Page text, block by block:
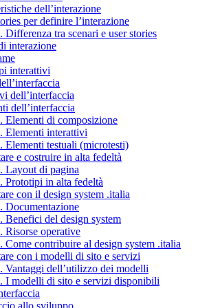
dell’interazione
per definire l’interazione
Differenza tra scenari e user stories
interazione
interattivi
dell’interfaccia
dell’interfaccia
Elementi di composizione
Elementi interattivi
Elementi testuali (microtesti)
e costruire in alta fedeltà
Layout di pagina
Prototipi in alta fedeltà
con il design system .italia
Documentazione
Benefici del design system
Risorse operative
Come contribuire al design system .italia
con i modelli di sito e servizi
Vantaggi dell’utilizzo dei modelli
I modelli di sito e servizi disponibili
allo sviluppo